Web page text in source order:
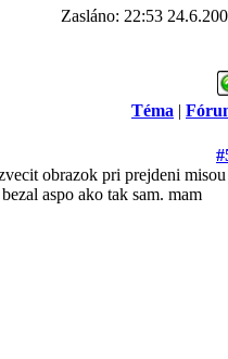
Zasláno: 22:53
Téma |
obrazok pri prejdeni misou
aspo ako tak sam. mam